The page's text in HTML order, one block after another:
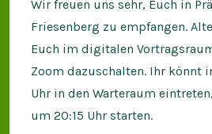
Wir freuen uns sehr, Euch in
Friesenberg zu empfangen.
Euch im digitalen
Zoom dazuschalten. Ihr könnt
Uhr in den Warteraum
um 20:15 Uhr starten.